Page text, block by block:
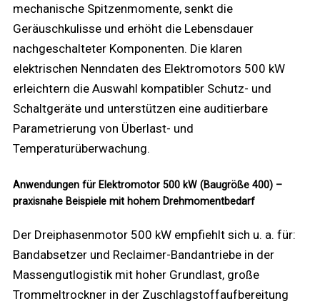
mechanische Spitzenmomente, senkt die
Geräuschkulisse und erhöht die Lebensdauer
nachgeschalteter Komponenten. Die klaren
elektrischen Nenndaten des Elektromotors 500 kW
erleichtern die Auswahl kompatibler Schutz- und
Schaltgeräte und unterstützen eine auditierbare
Parametrierung von Überlast- und
Temperaturüberwachung.
Anwendungen für Elektromotor 500 kW (Baugröße 400) –
praxisnahe Beispiele mit hohem Drehmomentbedarf
Der Dreiphasenmotor 500 kW empfiehlt sich u. a. für:
Bandabsetzer und Reclaimer-Bandantriebe in der
Massengutlogistik mit hoher Grundlast, große
Trommeltrockner in der Zuschlagstoffaufbereitung